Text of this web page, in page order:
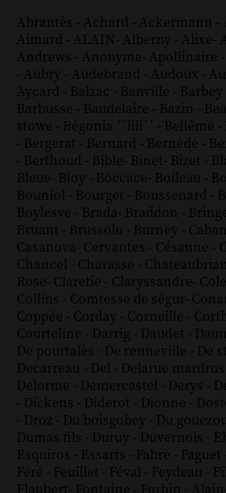
Abrantès - Achard - Ackermann -
Aimard - ALAIN- Alberny - Alixe-
Andrews - Anonyme- Apollinaire -
- Aubry - Audebrand - Audoux -
Aycard - Balzac - Banville -
Barbusse - Baudelaire - Bazin -
stowe - Bégonia ´´lili´´ - Bellême -
- Bergerat - Bernard - Bernède -
- Berthoud - Bible- Binet- Bizet -
Bleue- Bloy - Boccace- Boileau -
Bouniol - Bourget - Boussenard -
Boylesve - Brada- Braddon -
Bruant - Brussolo - Burney -
Casanova- Cervantes - Césanne -
Chancel - Charasse -
Rose- Claretie - Claryssandre-
Collins - Comtesse de ségur-
Coppée - Corday - Corneille -
Courteline - Darrig - Daudet -
De pourtalès - De renneville - De
Decarreau - Del - Delarue mardrus
Delorme - Demercastel - Derys -
- Dickens - Diderot - Dionne -
- Droz - Du boisgobey - Du
Dumas fils - Duruy - Duvernois -
Esquiros - Essarts - Fabre - Faguet
Féré - Feuillet - Féval - Feydeau -